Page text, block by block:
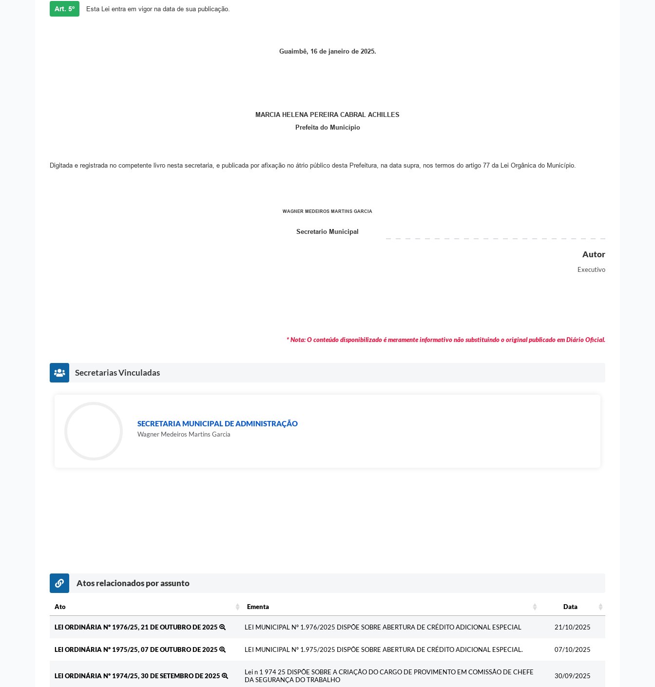
Art. 5º Esta Lei entra em vigor na data de sua publicação.
Guaimbê, 16 de janeiro de 2025.
MARCIA HELENA PEREIRA CABRAL ACHILLES
Prefeita do Município
Digitada e registrada no competente livro nesta secretaria, e publicada por afixação no átrio público desta Prefeitura, na data supra, nos termos do artigo 77 da Lei Orgânica do Município.
WAGNER MEDEIROS MARTINS GARCIA
Secretario Municipal
Autor
Executivo
* Nota: O conteúdo disponibilizado é meramente informativo não substituindo o original publicado em Diário Oficial.
Secretarias Vinculadas
SECRETARIA MUNICIPAL DE ADMINISTRAÇÃO
Wagner Medeiros Martins Garcia
Atos relacionados por assunto
Ato Ementa
Data
LEI ORDINÁRIA Nº 1976/25, 21 DE OUTUBRO DE 2025
LEI MUNICIPAL Nº 1.976/2025 DISPÕE SOBRE ABERTURA DE CRÉDITO ADICIONAL ESPECIAL 21/10/2025
LEI ORDINÁRIA Nº 1975/25, 07 DE OUTUBRO DE 2025 LEI MUNICIPAL Nº 1.975/2025 DISPÕE SOBRE ABERTURA DE CRÉDITO ADICIONAL ESPECIAL. 07/10/2025
LEI ORDINÁRIA Nº 1974/25, 30 DE SETEMBRO DE 2025
Lei n 1 974 25 DISPÕE SOBRE A CRIAÇÃO DO CARGO DE PROVIMENTO EM COMISSÃO DE CHEFE
DA SEGURANÇA DO TRABALHO
30/09/2025